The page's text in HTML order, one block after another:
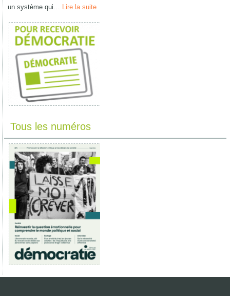
un système qui… Lire la suite
Tous les numéros